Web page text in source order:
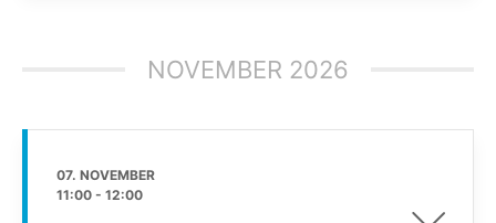
NOVEMBER 2026
07. NOVEMBER
11:00 - 12:00